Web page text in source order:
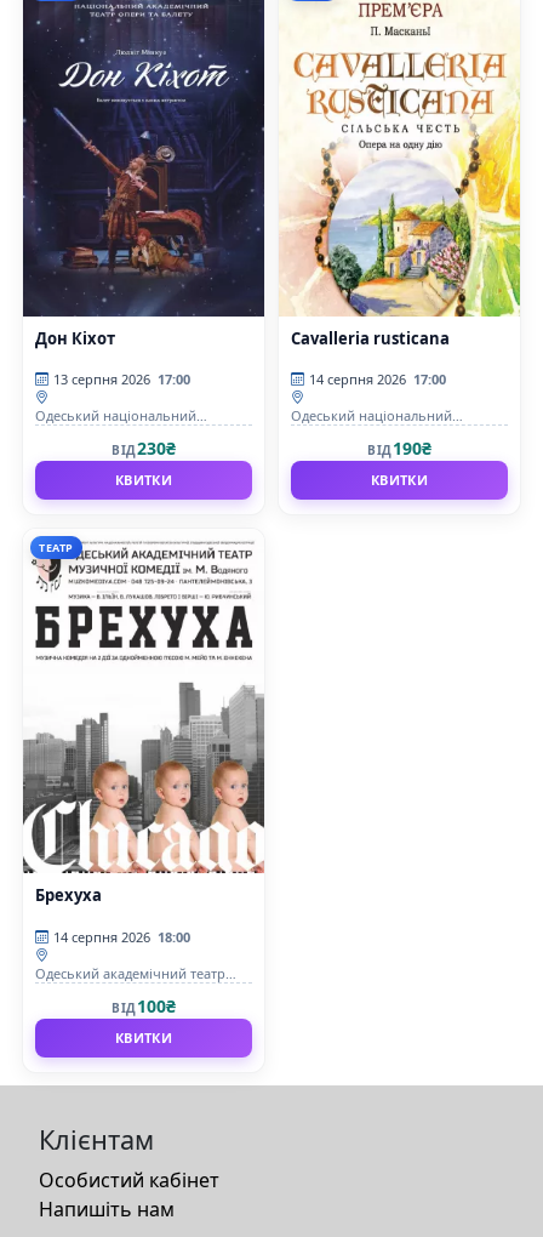
Дон Кіхот
13 серпня 2026 17:00
Одеський національний
ВІД230₴
КВИТКИ
Cavalleria rusticana
14 серпня 2026 17:00
Одеський національний
ВІД190₴
КВИТКИ
ТЕАТР
Брехуха
14 серпня 2026 18:00
Одеський академічний театр
ВІД 100₴
КВИТКИ
Клієнтам
Особистий кабінет
Напишіть нам